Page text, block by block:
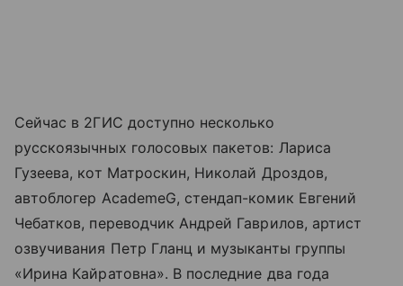
Сейчас в 2ГИС доступно несколько
русскоязычных голосовых пакетов: Лариса
Гузеева, кот Матроскин, Николай Дроздов,
автоблогер AcademeG, стендап-комик Евгений
Чебатков, переводчик Андрей Гаврилов, артист
озвучивания Петр Гланц и музыканты группы
«Ирина Кайратовна». В последние два года